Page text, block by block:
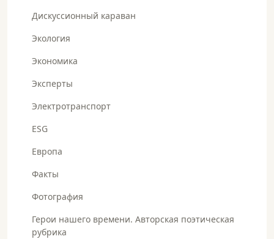
Дискуссионный караван
Экология
Экономика
Эксперты
Электротранспорт
ESG
Европа
Факты
Фотография
Герои нашего времени. Авторская поэтическая
рубрика